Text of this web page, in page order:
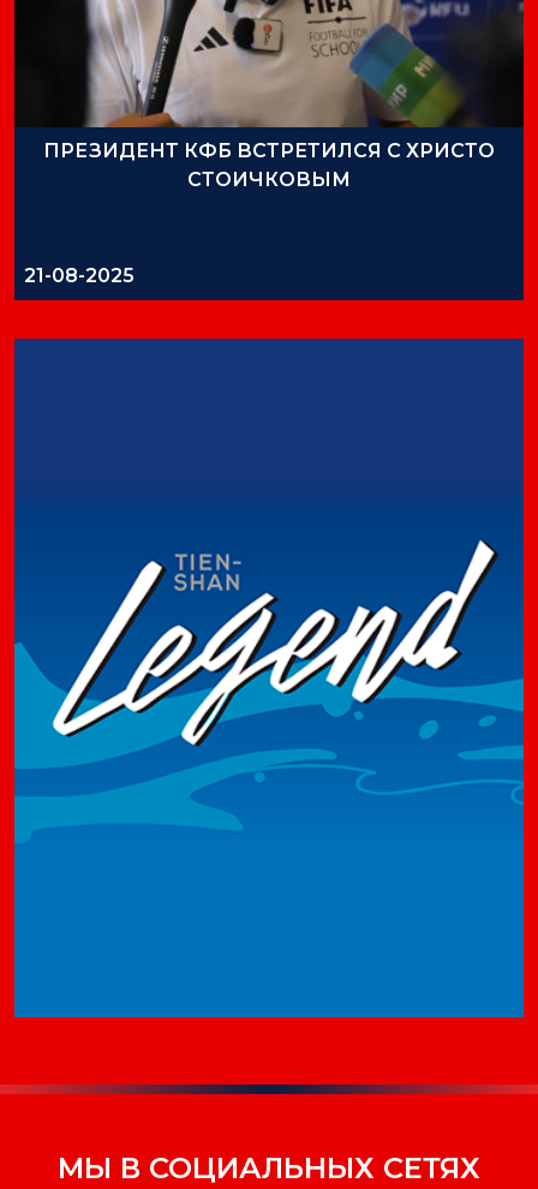
ПРЕЗИДЕНТ КФБ ВСТРЕТИЛСЯ С ХРИСТО
СТОИЧКОВЫМ
21-08-2025
МЫ В СОЦИАЛЬНЫХ СЕТЯХ